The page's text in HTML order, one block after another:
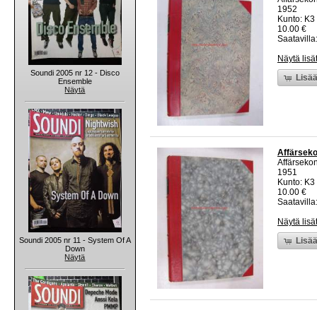
Soundi 2005 nr 12 - Disco
Ensemble
Näytä
Soundi 2005 nr 11 - System Of A
Down
Näytä
1952
Kunto:
10.00 €
Näytä
1951
Kunto:
10.00 €
Näytä